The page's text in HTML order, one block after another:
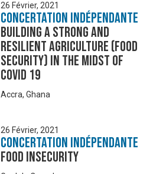
26 Février, 2021
Concertation Indépendante
Building a Strong and
Resilient Agriculture (Food
Security) in the midst of
COVID 19
Accra, Ghana
26 Février, 2021
Concertation Indépendante
Food Insecurity